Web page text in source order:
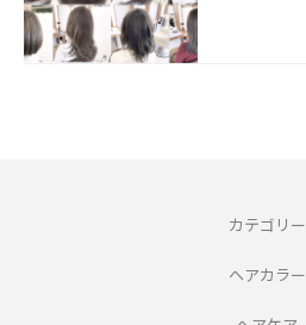
カテゴリー
ヘアカラー